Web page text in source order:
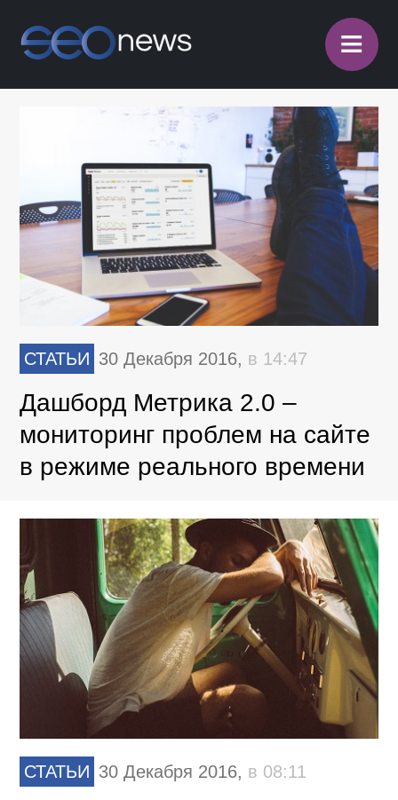
≡
СТАТЬИ 30 Декабря 2016, в 14:47
Дашборд Метрика 2.0 –
мониторинг проблем на сайте
в режиме реального времени
СТАТЬИ 30 Декабря 2016, в 08:11